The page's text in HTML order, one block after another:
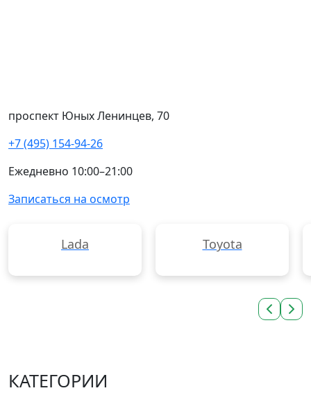
проспект Юных Ленинцев, 70
+7 (495) 154-94-26
Ежедневно 10:00–21:00
Записаться на осмотр
Lada Toyota
КАТЕГОРИИ